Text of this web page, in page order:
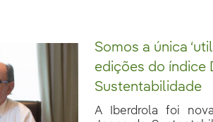
Somos a única
edições do índice
Sustentabilidade
A Iberdrola foi